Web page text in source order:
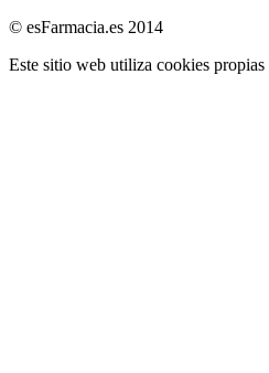
© esFarmacia.es 2014
Este sitio web utiliza cookies propias